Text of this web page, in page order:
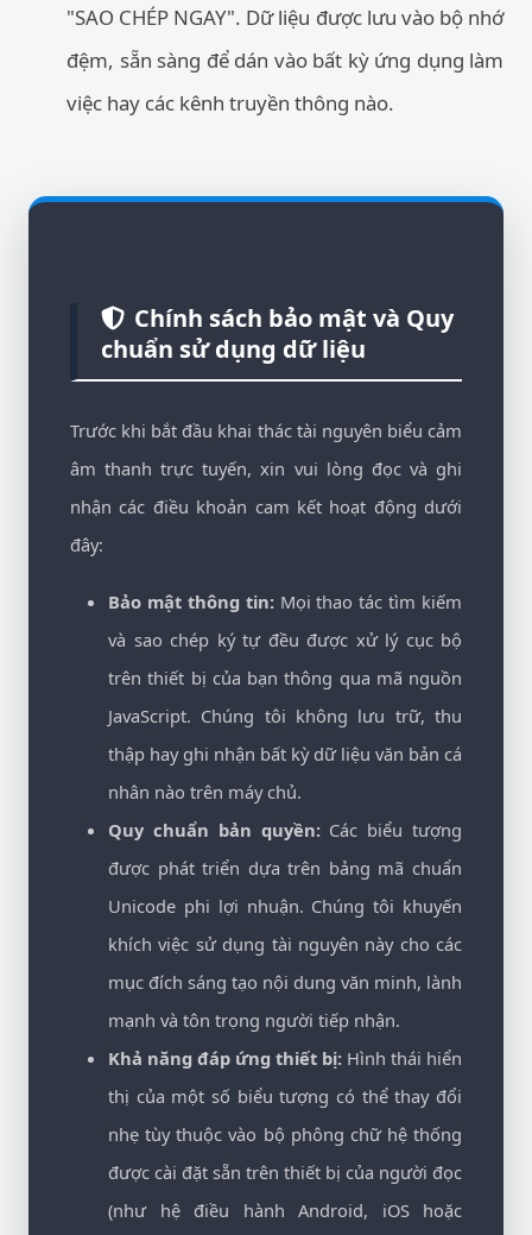
"SAO CHÉP NGAY". Dữ liệu được lưu vào bộ nhớ
đệm, sẵn sàng để dán vào bất kỳ ứng dụng làm
việc hay các kênh truyền thông nào.
Chính sách bảo mật và Quy
chuẩn sử dụng dữ liệu
Trước khi bắt đầu khai thác tài nguyên biểu cảm
âm thanh trực tuyến, xin vui lòng đọc và ghi
nhận các điều khoản cam kết hoạt động dưới
đây:
Bảo mật thông tin:Mọi thao tác tìm kiếm
và sao chép ký tự đều được xử lý cục bộ
trên thiết bị của bạn thông qua mã nguồn
JavaScript. Chúng tôi không lưu trữ, thu
thập hay ghi nhận bất kỳ dữ liệu văn bản cá
nhân nào trên máy chủ.
Quy chuẩn bản quyền:Các biểu tượng
được phát triển dựa trên bảng mã chuẩn
Unicode phi lợi nhuận. Chúng tôi khuyến
khích việc sử dụng tài nguyên này cho các
mục đích sáng tạo nội dung văn minh, lành
mạnh và tôn trọng người tiếp nhận.
Khả năng đáp ứng thiết bị: Hình thái hiển
thị của một số biểu tượng có thể thay đổi
nhẹ tùy thuộc vào bộ phông chữ hệ thống
được cài đặt sẵn trên thiết bị của người đọc
(như hệ điều hành Android, iOS hoặc